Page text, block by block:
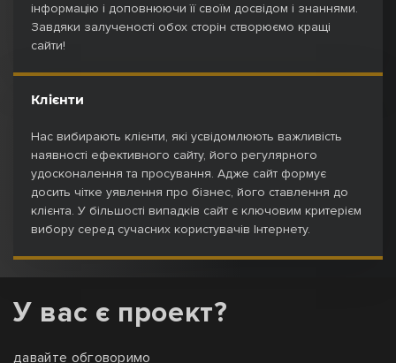
інформацію і доповнюючи її своїм досвідом і знаннями.
Завдяки залученості обох сторін створюємо кращі
сайти!
Клієнти
Нас вибирають клієнти, які усвідомлюють важливість
наявності ефективного сайту, його регулярного
удосконалення та просування. Адже сайт формує
досить чітке уявлення про бізнес, його ставлення до
клієнта. У більшості випадків сайт є ключовим критерієм
вибору серед сучасних користувачів Інтернету.
У вас є проект?
давайте обговоримо